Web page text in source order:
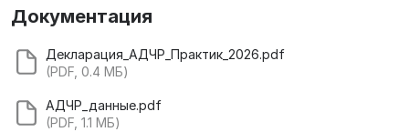
Документация
Декларация_АДЧР_Практик_2026.pdf
(PDF, 0.4 МБ)
АДЧР_данные.pdf
(PDF, 1.1 МБ)